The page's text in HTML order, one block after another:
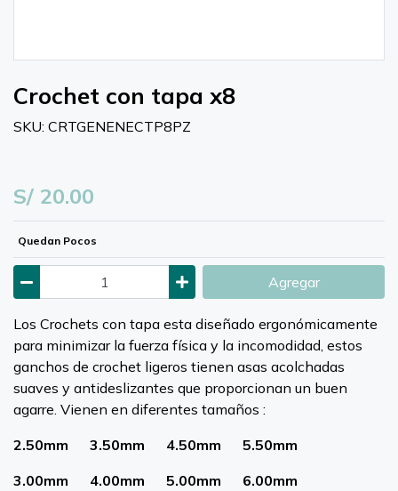
Crochet con tapa x8
SKU: CRTGENENECTP8PZ
S/ 20.00
Quedan Pocos
Agregar
Los Crochets con tapa esta diseñado ergonómicamente
para minimizar la fuerza física y la incomodidad, estos
ganchos de crochet ligeros tienen asas acolchadas
suaves y antideslizantes que proporcionan un buen
agarre. Vienen en diferentes tamaños :
2.50mm 3.50mm 4.50mm 5.50mm
3.00mm 4.00mm 5.00mm 6.00mm